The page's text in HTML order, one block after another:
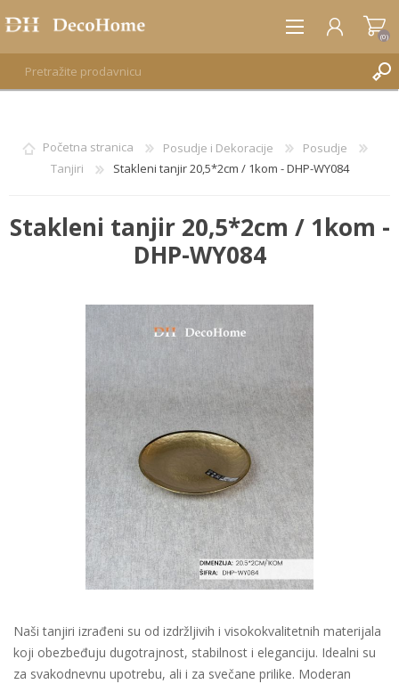
REGISTRUJTE SE
PRIJAVA
(0)
Početna stranica Posudje i Dekoracije
Posudje
Tanjiri
Stakleni tanjir 20,5*2cm / 1kom - DHP-WY084
Stakleni tanjir 20,5*2cm / 1kom -
DHP-WY084
Naši tanjiri izrađeni su od izdržljivih i visokokvalitetnih materijala
koji obezbeđuju dugotrajnost, stabilnost i eleganciju. Idealni su
za svakodnevnu upotrebu, ali i za svečane prilike. Moderan